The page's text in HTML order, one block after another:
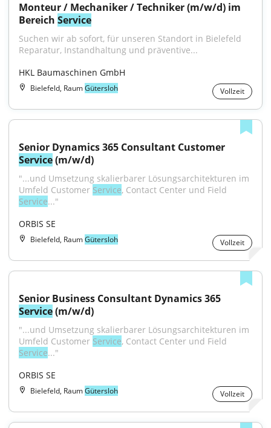
Monteur / Mechaniker / Techniker (m/w/d) im
Bereich Service
Suchen wir ab sofort, für unseren Standort in Bielefeld
Reparatur, Instandhaltung und präventive...
HKL Baumaschinen GmbH
Bielefeld, RaumGütersloh Vollzeit
Service (m/w/d)
"...und Umsetzung skalierbarer Lösungsarchitekturen im
Umfeld Customer Service
Service..."
ORBIS SE
Bielefeld, RaumGütersloh Vollzeit
Service (m/w/d)
"...und Umsetzung skalierbarer Lösungsarchitekturen im
Umfeld Customer Service
Service..."
ORBIS SE
Bielefeld, RaumGütersloh Vollzeit